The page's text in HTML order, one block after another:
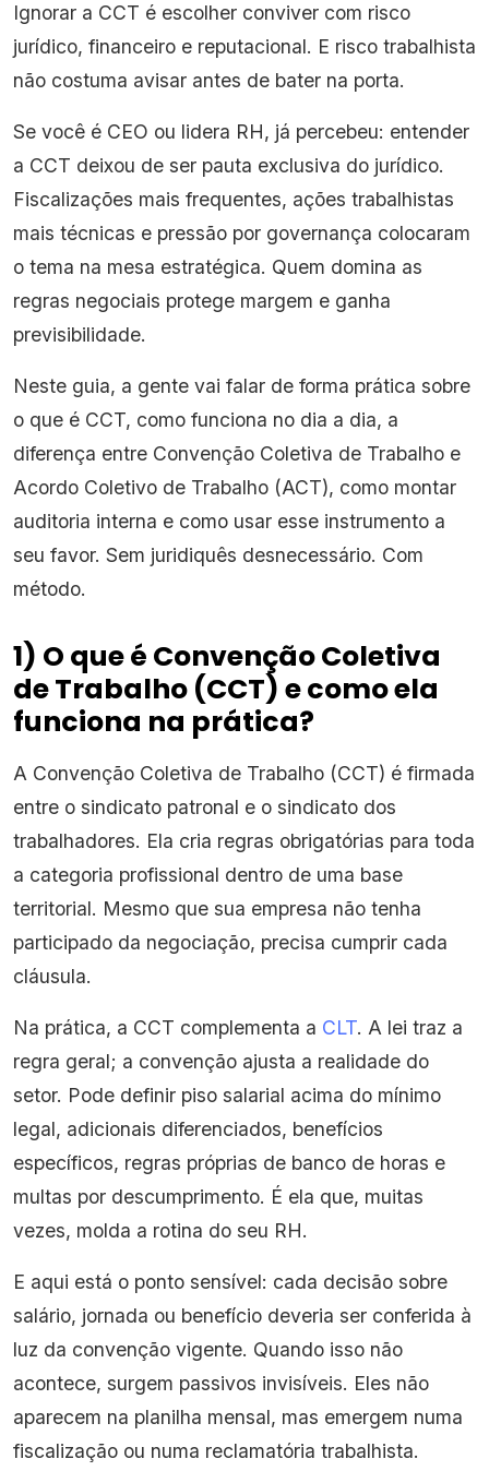
Ignorar a CCT é escolher conviver com risco
jurídico, financeiro e reputacional. E risco trabalhista
não costuma avisar antes de bater na porta.
Se você é CEO ou lidera RH, já percebeu: entender
a CCT deixou de ser pauta exclusiva do jurídico.
Fiscalizações mais frequentes, ações trabalhistas
mais técnicas e pressão por governança colocaram
o tema na mesa estratégica. Quem domina as
regras negociais protege margem e ganha
previsibilidade.
Neste guia, a gente vai falar de forma prática sobre
o que é CCT, como funciona no dia a dia, a
diferença entre Convenção Coletiva de Trabalho e
Acordo Coletivo de Trabalho (ACT), como montar
auditoria interna e como usar esse instrumento a
seu favor. Sem juridiquês desnecessário. Com
método.
1) O que é Convenção Coletiva
de Trabalho (CCT) e como ela
funciona na prática?
A Convenção Coletiva de Trabalho (CCT) é firmada
entre o sindicato patronal e o sindicato dos
trabalhadores. Ela cria regras obrigatórias para toda
a categoria profissional dentro de uma base
territorial. Mesmo que sua empresa não tenha
participado da negociação, precisa cumprir cada
cláusula.
Na prática, a CCT complementa a CLT. A lei traz a
regra geral; a convenção ajusta a realidade do
setor. Pode definir piso salarial acima do mínimo
legal, adicionais diferenciados, benefícios
específicos, regras próprias de banco de horas e
multas por descumprimento. É ela que, muitas
vezes, molda a rotina do seu RH.
E aqui está o ponto sensível: cada decisão sobre
salário, jornada ou benefício deveria ser conferida à
luz da convenção vigente. Quando isso não
acontece, surgem passivos invisíveis. Eles não
aparecem na planilha mensal, mas emergem numa
fiscalização ou numa reclamatória trabalhista.